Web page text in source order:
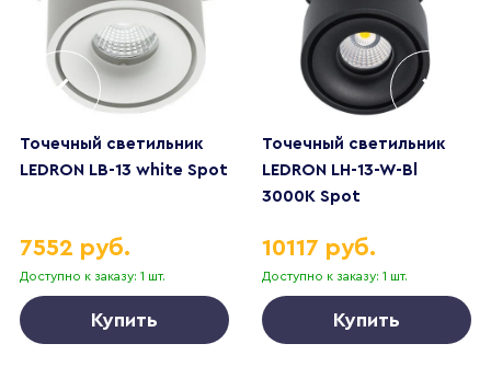
Точечный светильник
LEDRON LB-13 white Spot
Доступно к заказу: 1 шт.
7552 руб.
Купить
Точечный светильник
LEDRON LH-13-W-Bl
3000K Spot
Доступно к заказу: 1 шт.
10117 руб.
Купить